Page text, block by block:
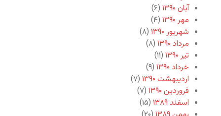
آبان ۱۳۹۰
(۶)
مهر ۱۳۹۰
(۴)
شهریور ۱۳۹۰
(۸)
مرداد ۱۳۹۰
(۸)
تیر ۱۳۹۰
(۱۱)
خرداد ۱۳۹۰
(۹)
اردیبهشت ۱۳۹۰
(۷)
فروردین ۱۳۹۰
(۷)
اسفند ۱۳۸۹
(۱۵)